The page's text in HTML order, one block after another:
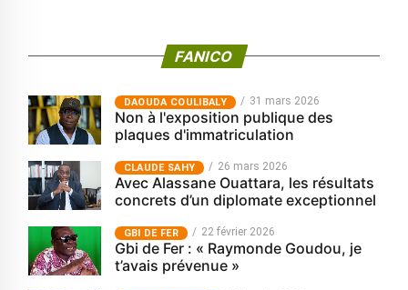
FANICO
‎DAOUDA COULIBALY 31 mars 2026
Non à l'exposition publique des
plaques d'immatriculation
CLAUDE SAHY 26 mars 2026
Avec Alassane Ouattara, les résultats
concrets d’un diplomate exceptionnel
GBI DE FER 22 février 2026
Gbi de Fer : « Raymonde Goudou, je
t’avais prévenue »